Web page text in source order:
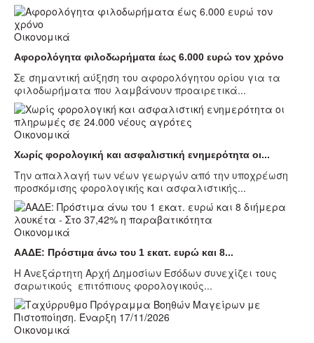
Οικονομικά
Αφορολόγητα φιλοδωρήματα έως 6.000 ευρώ τον χρόνο
Σε σημαντική αύξηση του αφορολόγητου ορίου για τα
φιλοδωρήματα που λαμβάνουν προαιρετικά...
Οικονομικά
Χωρίς φορολογική και ασφαλιστική ενημερότητα οι...
Την απαλλαγή των νέων γεωργών από την υποχρέωση
προσκόμισης φορολογικής και ασφαλιστικής...
Οικονομικά
ΑΑΔΕ: Πρόστιμα άνω του 1 εκατ. ευρώ και 8...
Η Ανεξάρτητη Αρχή Δημοσίων Εσόδων συνεχίζει τους
σαρωτικούς επιτόπιους φορολογικούς...
Οικονομικά